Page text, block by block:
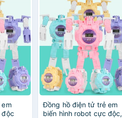
độc
Đồng hồ điện tử trẻ em
biến hình robot cực độc,